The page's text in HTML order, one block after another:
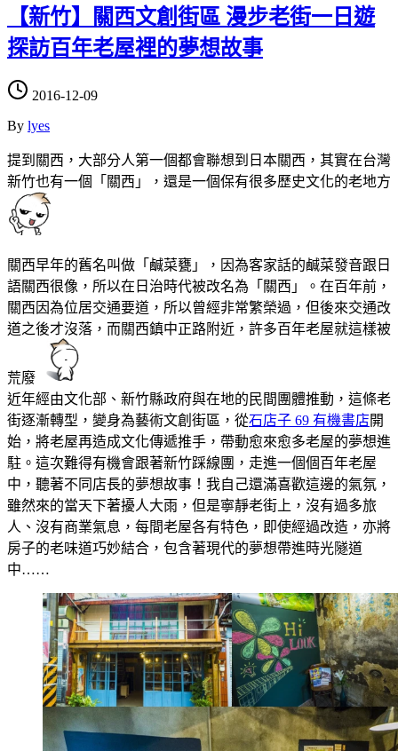
【新竹】關西文創街區 漫步老街一日遊
探訪百年老屋裡的夢想故事
2016-12-09
By lyes
提到關西，大部分人第一個都會聯想到日本關西，其實在台灣
新竹也有一個「關西」，還是一個保有很多歷史文化的老地方
關西早年的舊名叫做「鹹菜甕」，因為客家話的鹹菜發音跟日
語關西很像，所以在日治時代被改名為「關西」。在百年前，
關西因為位居交通要道，所以曾經非常繁榮過，但後來交通改
道之後才沒落，而關西鎮中正路附近，許多百年老屋就這樣被
荒廢
近年經由文化部、新竹縣政府與在地的民間團體推動，這條老
街逐漸轉型，變身為藝術文創街區，從石店子 69 有機書店開
始，將老屋再造成文化傳遞推手，帶動愈來愈多老屋的夢想進
駐。這次難得有機會跟著新竹踩線團，走進一個個百年老屋
中，聽著不同店長的夢想故事！我自己還滿喜歡這邊的氣氛，
雖然來的當天下著擾人大雨，但是寧靜老街上，沒有過多旅
人、沒有商業氣息，每間老屋各有特色，即使經過改造，亦將
房子的老味道巧妙結合，包含著現代的夢想帶進時光隧道
中……